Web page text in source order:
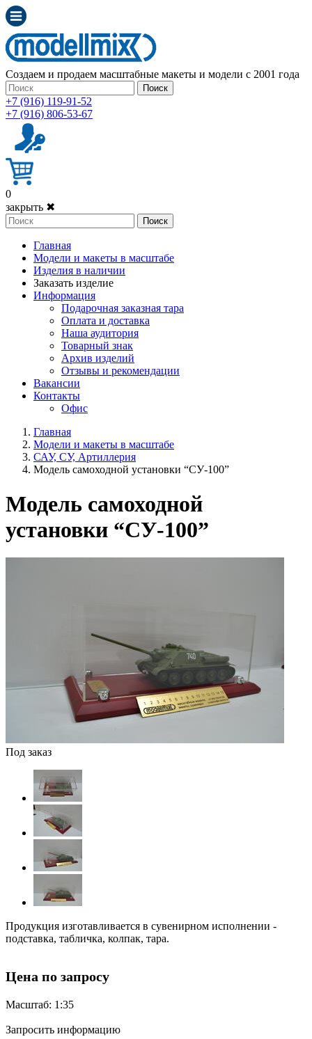
Создаем и продаем масштабные макеты и модели с 2001 года
Поиск
+7 (916) 119-91-52
+7 (916) 806-53-67
0
закрыть ✖
Поиск
Главная
Модели и макеты в масштабе
Изделия в наличии
Заказать изделие
Информация
Подарочная заказная тара
Оплата и доставка
Наша аудитория
Товарный знак
Архив изделий
Отзывы и рекомендации
Вакансии
Контакты
Офис
Главная
Модели и макеты в масштабе
САУ, СУ, Артиллерия
Модель самоходной установки “СУ-100”
Модель самоходной
установки “СУ-100”
Под заказ
Продукция изготавливается в сувенирном исполнении -
подставка, табличка, колпак, тара.
Цена по запросу
Масштаб: 1:35
Запросить информацию